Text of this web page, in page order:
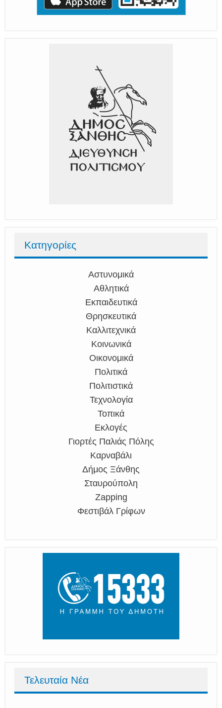
Κατηγορίες
Αστυνομικά
Αθλητικά
Εκπαιδευτικά
Θρησκευτικά
Καλλιτεχνικά
Κοινωνικά
Οικονομικά
Πολιτικά
Πολιτιστικά
Τεχνολογία
Τοπικά
Εκλογές
Γιορτές Παλιάς Πόλης
Καρναβάλι
Δήμος Ξάνθης
Σταυρούπολη
Zapping
Φεστιβάλ Γρίφων
Τελευταία Νέα